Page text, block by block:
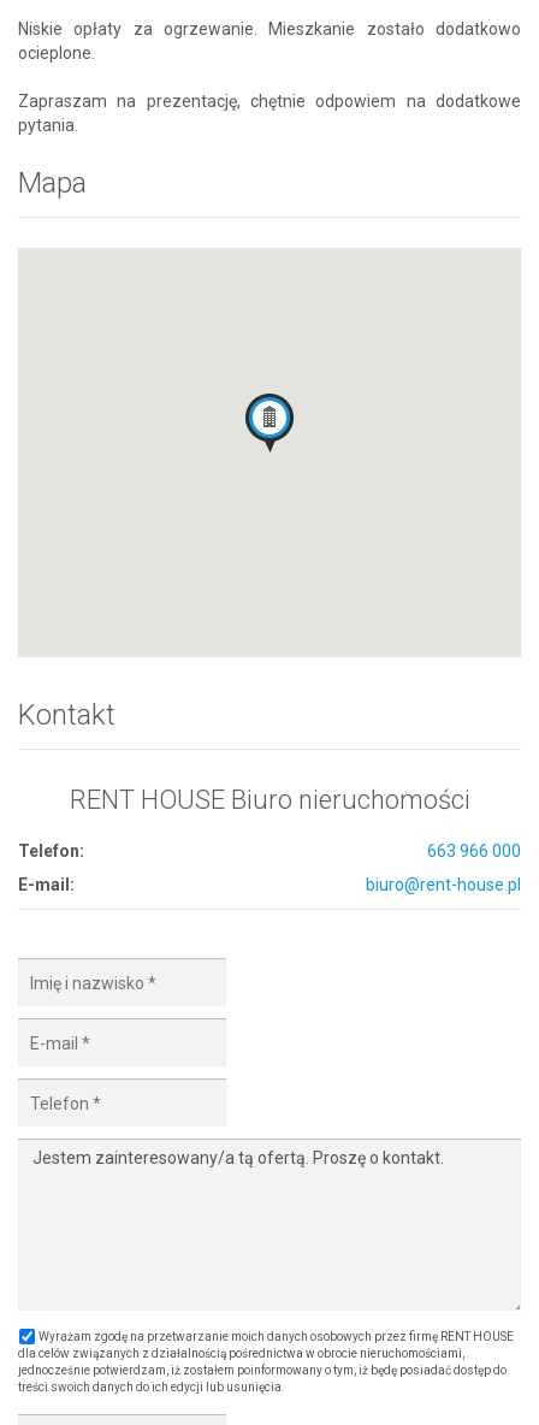
Niskie opłaty za ogrzewanie. Mieszkanie zostało dodatkowo
ocieplone.
Zapraszam na prezentację, chętnie odpowiem na dodatkowe
pytania.
Mapa
Kontakt
RENT HOUSE Biuro nieruchomości
Telefon:
663 966 000
E-mail:
biuro@rent-house.pl
Wyrażam zgodę na przetwarzanie moich danych osobowych przez firmę RENT HOUSE
dla celów związanych z działalnością pośrednictwa w obrocie nieruchomościami,
jednocześnie potwierdzam, iż zostałem poinformowany o tym, iż będę posiadać dostęp do
treści swoich danych do ich edycji lub usunięcia.